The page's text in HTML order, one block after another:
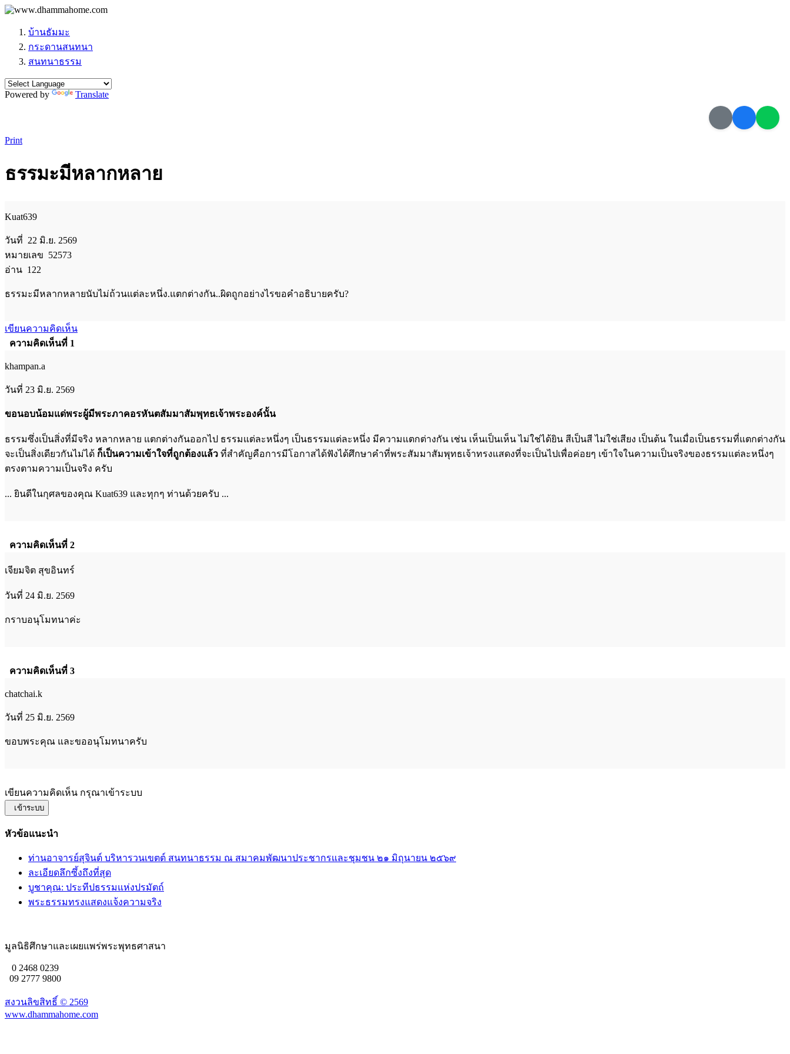
บ้านธัมมะ
กระดานสนทนา
สนทนาธรรม
Powered by Translate
Print
ธรรมะมีหลากหลาย
Kuat639
วันที่ 22 มิ.ย. 2569
หมายเลข 52573
อ่าน 122
ธรรมะมีหลากหลายนับไม่ถ้วนแต่ละหนึ่ง.แตกต่างกัน..ผิดถูกอย่างไรขอคำอธิบายครับ?
เขียนความคิดเห็น
ความคิดเห็นที่ 1
khampan.a
วันที่ 23 มิ.ย. 2569
ขอนอบน้อมแด่พระผู้มีพระภาคอรหันตสัมมาสัมพุทธเจ้าพระองค์นั้น
ธรรมซึ่งเป็นสิ่งที่มีจริง หลากหลาย แตกต่างกันออกไป ธรรมแต่ละหนึ่งๆ เป็นธรรมแต่ละหนึ่ง มีความแตกต่างกัน เช่น เห็นเป็นเห็น ไม่ใช่ได้ยิน สีเป็นสี ไม่ใช่เสียง เป็นต้น ในเมื่อเป็นธรรมที่แตกต่างกัน
จะเป็นสิ่งเดียวกันไม่ได้ ก็เป็นความเข้าใจที่ถูกต้องแล้ว ที่สำคัญคือการมีโอกาสได้ฟังได้ศึกษาคำที่พระสัมมาสัมพุทธเจ้าทรงแสดงที่จะเป็นไปเพื่อค่อยๆ เข้าใจในความเป็นจริงของธรรมแต่ละหนึ่งๆ
ตรงตามความเป็นจริง ครับ
... ยินดีในกุศลของคุณ Kuat639 และทุกๆ ท่านด้วยครับ ...
ความคิดเห็นที่ 2
เจียมจิต สุขอินทร์
วันที่ 24 มิ.ย. 2569
กราบอนุโมทนาค่ะ
ความคิดเห็นที่ 3
chatchai.k
วันที่ 25 มิ.ย. 2569
ขอบพระคุณ และขออนุโมทนาครับ
เขียนความคิดเห็น กรุณาเข้าระบบ
เข้าระบบ
หัวข้อแนะนำ
ท่านอาจารย์สุจินต์ บริหารวนเขตต์ สนทนาธรรม ณ สมาคมพัฒนาประชากรและชุมชน ๒๑ มิถุนายน ๒๕๖๙
ละเอียดลึกซึ้งถึงที่สุด
บูชาคุณ: ประทีปธรรมแห่งปรมัตถ์
พระธรรมทรงแสดงแจ้งความจริง
มูลนิธิศึกษาและเผยแพร่พระพุทธศาสนา
0 2468 0239
09 2777 9800
สงวนลิขสิทธิ์ © 2569
www.dhammahome.com